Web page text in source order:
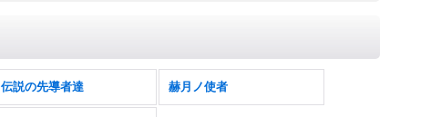
伝説の先導者達 赫月ノ使者